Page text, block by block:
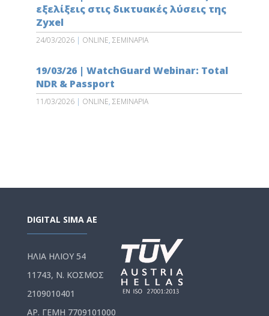
εξελίξεις στις δικτυακές λύσεις της
Zyxel
24/03/2026| ONLINE, ΣΕΜΙΝΑΡΙΑ
19/03/26 | WatchGuard Webinar: Total
NDR & Passport
11/03/2026| ONLINE, ΣΕΜΙΝΑΡΙΑ
DIGITAL SIMA AE
ΗΛΙΑ ΗΛΙΟΥ 54
11743, Ν. ΚΟΣΜΟΣ
2109010401
ΑΡ. ΓΕΜΗ 7709101000